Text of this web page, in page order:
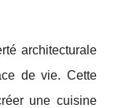
architecturale
de vie. Cette
une cuisine